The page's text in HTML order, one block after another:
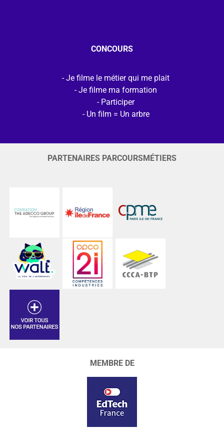
CONCOURS
Je filme le métier qui me plait
Je filme ma formation
Participer
Un film = Un arbre
PARTENAIRES PARCOURSMÉTIERS
MEMBRE DE